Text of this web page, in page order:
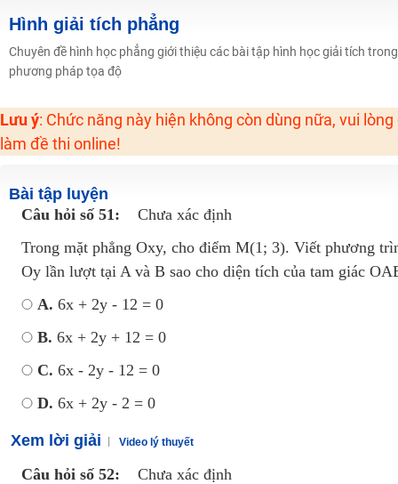
Học online lớp 2 với thầy cô giáo giỏi, nổi tiếng
2K6! Lộ Trình Sun 2024 - Ba bước luyện thi TN THPT - ĐH ít nhất 25 điểm
Hot! Lễ hội đồng giá 449K - 499K toàn bộ khoá học tại Tuyensinh247
Đồng giá khóa học 499K - 399K (13/11-15/11)
Khai giảng các khóa lớp 9 Toán - Lý - Hóa - Văn - Anh năm 2018
Luyện thi vào lớp 10 môn Toán, Văn, Hóa, Anh, Lý với giáo viên giỏi và nổi
Hình giải tích phẳng
Chuyên đề hình học phẳng giới thiệu các bài tập hình học giải tích
phương pháp tọa độ
Lưu ý: Chức năng này hiện không còn dùng nữa, vui
làm đề thi online!
Bài tập luyện
Câu hỏi số 51:
Chưa xác định
Trong mặt phẳng Oxy, cho điểm M(1; 3). Viết phương
Oy lần lượt tại A và B sao cho diện tích của tam giác
A. 6x + 2y - 12 = 0
B. 6x + 2y + 12 = 0
C. 6x - 2y - 12 = 0
D. 6x + 2y - 2 = 0
Xem lời giải Video lý thuyết
Câu hỏi số 52:
Chưa xác định